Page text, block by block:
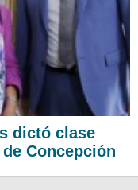
dictó clase
Concepción